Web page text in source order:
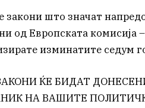
закони што значат
од Европската комисија
изминатите седум
ЌЕ БИДАТ
НА ВАШИТЕ